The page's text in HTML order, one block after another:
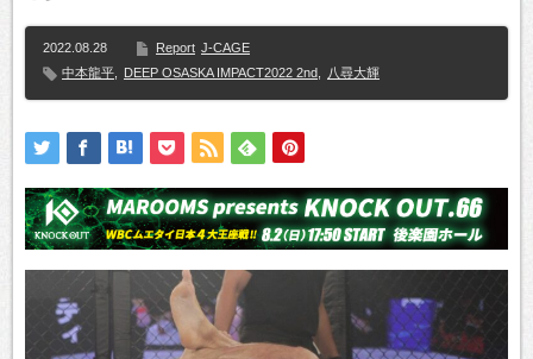
2022.08.28 Report J-CAGE
中本龍平
DEEP OSASKA IMPACT2022 2nd 八尋大輝